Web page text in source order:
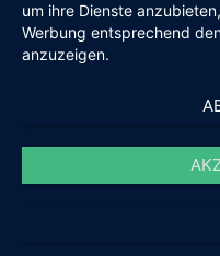
um ihre Dienste
Werbung entsprechend
anzuzeigen.